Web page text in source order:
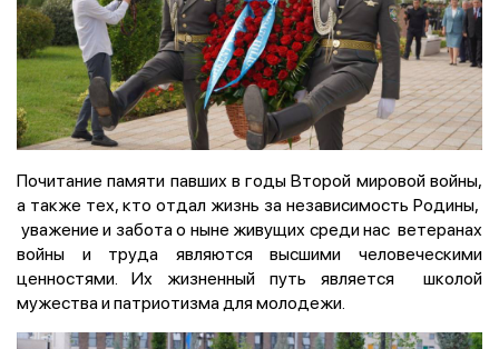
Почитание памяти павших в годы Второй мировой войны,
а также тех, кто отдал жизнь за независимость Родины,
уважение и забота о ныне живущих среди нас ветеранах
войны и труда являются высшими человеческими
ценностями. Их жизненный путь является школой
мужества и патриотизма для молодежи.